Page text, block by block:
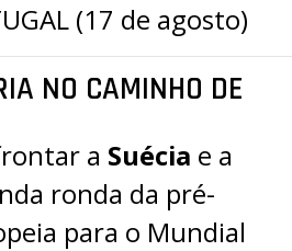
(17 de agosto)
NO CAMINHO DE
a Suécia e a
ronda da pré-
para o Mundial